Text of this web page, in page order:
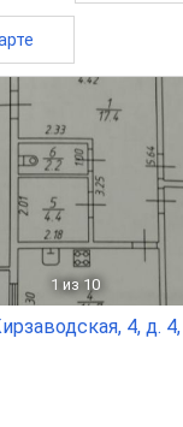
1 из 10
4, д.